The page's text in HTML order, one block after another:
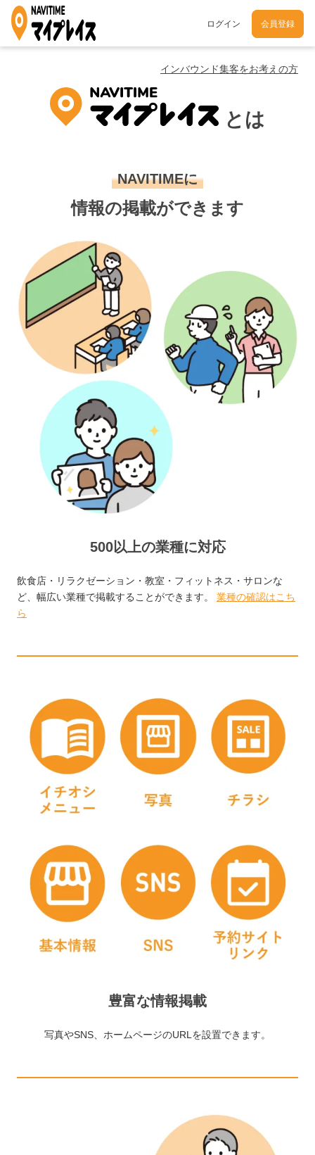
ログイン 会員登録
インバウンド集客をお考えの方
とは
NAVITIMEに
情報の掲載ができます
500以上の業種に対応
飲食店・リラクゼーション・教室・フィットネス・サロンな
ど、幅広い業種で掲載することができます。 業種の確認はこち
ら
豊富な情報掲載
写真やSNS、ホームページのURLを設置できます。